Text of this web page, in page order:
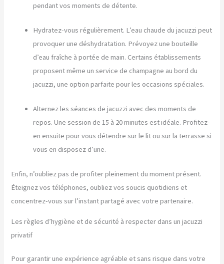
pendant vos moments de détente.
Hydratez-vous régulièrement. L’eau chaude du jacuzzi peut
provoquer une déshydratation. Prévoyez une bouteille
d’eau fraîche à portée de main. Certains établissements
proposent même un service de champagne au bord du
jacuzzi, une option parfaite pour les occasions spéciales.
Alternez les séances de jacuzzi avec des moments de
repos. Une session de 15 à 20 minutes est idéale. Profitez-
en ensuite pour vous détendre sur le lit ou sur la terrasse si
vous en disposez d’une.
Enfin, n’oubliez pas de profiter pleinement du moment présent.
Éteignez vos téléphones, oubliez vos soucis quotidiens et
concentrez-vous sur l’instant partagé avec votre partenaire.
Les règles d’hygiène et de sécurité à respecter dans un jacuzzi
privatif
Pour garantir une expérience agréable et sans risque dans votre